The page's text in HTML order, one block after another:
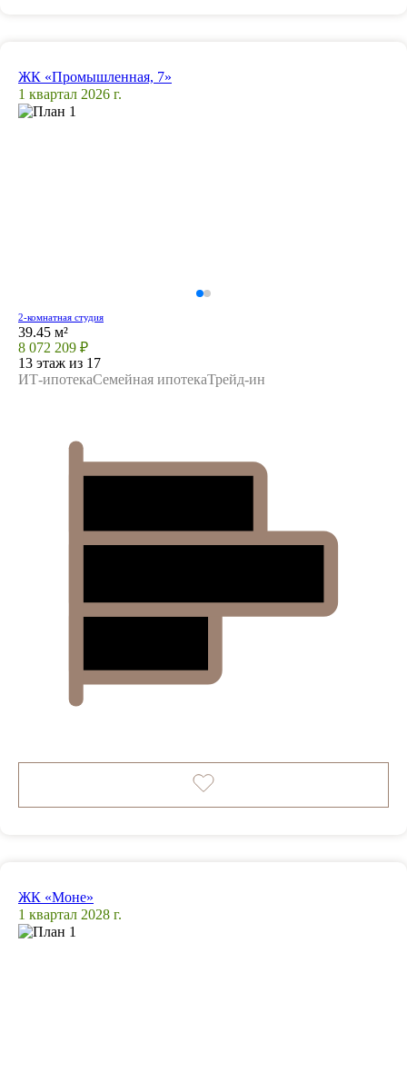
ЖК «Промышленная, 7»
1 квартал 2026 г.
2-комнатная студия
39.45 м²
8 072 209 ₽
13 этаж из 17
ИТ-ипотекаСемейная ипотекаТрейд-ин
ЖК «Моне»
1 квартал 2028 г.